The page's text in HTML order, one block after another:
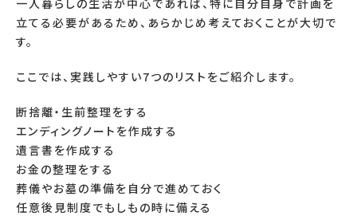
立てる必要があるため、あらかじめ考えておくことが大切で
す。
ここでは、実践しやすい7つのリストをご紹介します。
断捨離・生前整理をする
エンディングノートを作成する
遺言書を作成する
お金の整理をする
葬儀やお墓の準備を自分で進めておく
任意後見制度でもしもの時に備える